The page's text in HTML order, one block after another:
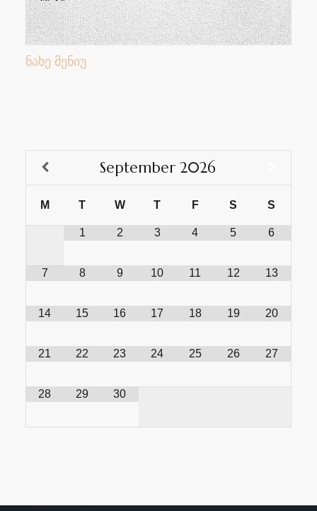
ნახე მენიუ
September 2026
M T W T F S S
1 2 3 4 5 6
7 8 9 10 11 12 13
14 15 16 17 18 19 20
21 22 23 24 25 26 27
28 29 30